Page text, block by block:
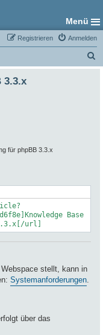
Menü
Anmelden
Registrieren
u
3.3.x
für phpBB 3.3.x
Base
url]
stellt, kann in
Systemanforderungen
über das